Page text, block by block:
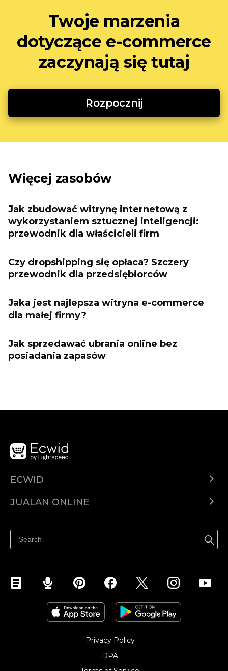
Twoje marzenia
dotyczące e-commerce
zaczynają się tutaj
Rozpocznij
Więcej zasobów
Jak zbudować witrynę internetową z
wykorzystaniem sztucznej inteligencji:
przewodnik dla właścicieli firm
Czy dropshipping się opłaca? Szczery
przewodnik dla przedsiębiorców
Jaka jest najlepsza witryna e-commerce
dla małej firmy?
Jak sprzedawać ubrania online bez
posiadania zapasów
ECWID
Pusat Bantuan
JUALAN ONLINE
Jualan di Facebook
Privacy Policy
DPA